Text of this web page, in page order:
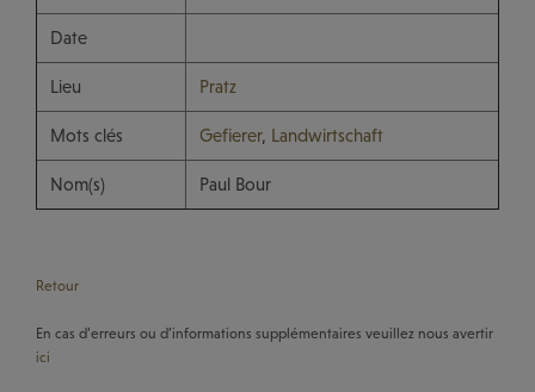
Date
Lieu Pratz
Mots clés Gefierer, Landwirtschaft
Nom(s) Paul Bour
Retour
En cas d’erreurs ou d’informations supplémentaires veuillez nous avertir
ici